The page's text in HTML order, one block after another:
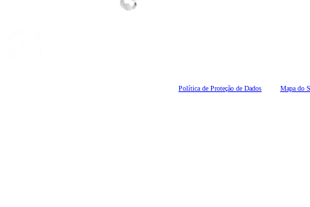
Política de Proteção de Dados Mapa do